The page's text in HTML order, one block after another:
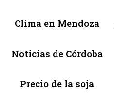
Clima en Mendoza
Noticias de Córdoba
Precio de la soja